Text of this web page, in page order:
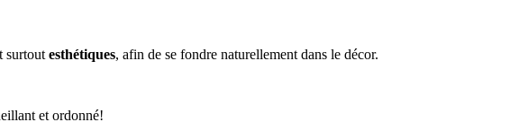
surtout esthétiques, afin de se fondre naturellement dans le décor.
et ordonné!